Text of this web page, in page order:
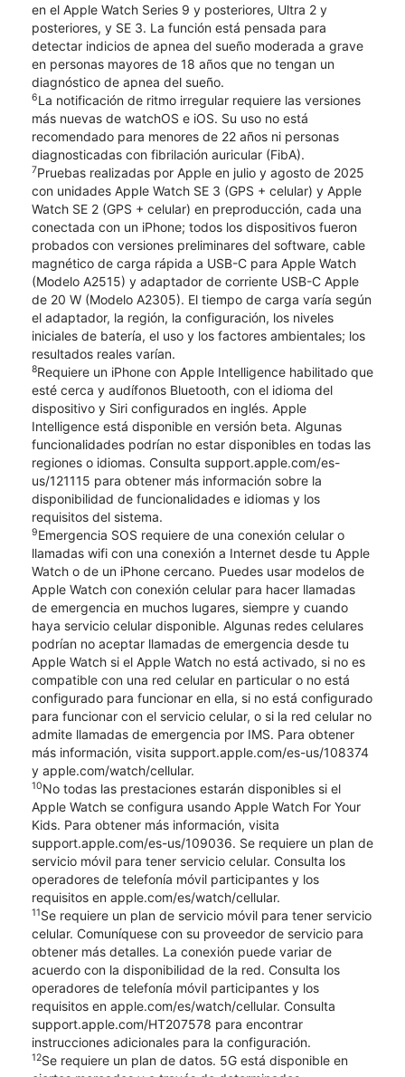
en el Apple Watch Series 9 y posteriores, Ultra 2 y
posteriores, y SE 3. La función está pensada para
detectar indicios de apnea del sueño moderada a grave
en personas mayores de 18 años que no tengan un
diagnóstico de apnea del sueño.
6La notificación de ritmo irregular requiere las versiones
más nuevas de watchOS e iOS. Su uso no está
recomendado para menores de 22 años ni personas
diagnosticadas con fibrilación auricular (FibA).
7Pruebas realizadas por Apple en julio y agosto de 2025
con unidades Apple Watch SE 3 (GPS + celular) y Apple
Watch SE 2 (GPS + celular) en preproducción, cada una
conectada con un iPhone; todos los dispositivos fueron
probados con versiones preliminares del software, cable
magnético de carga rápida a USB-C para Apple Watch
(Modelo A2515) y adaptador de corriente USB-C Apple
de 20 W (Modelo A2305). El tiempo de carga varía según
el adaptador, la región, la configuración, los niveles
iniciales de batería, el uso y los factores ambientales; los
resultados reales varían.
8Requiere un iPhone con Apple Intelligence habilitado que
esté cerca y audífonos Bluetooth, con el idioma del
dispositivo y Siri configurados en inglés. Apple
Intelligence está disponible en versión beta. Algunas
funcionalidades podrían no estar disponibles en todas las
regiones o idiomas. Consulta support.apple.com/es-
us/121115 para obtener más información sobre la
disponibilidad de funcionalidades e idiomas y los
requisitos del sistema.
9Emergencia SOS requiere de una conexión celular o
llamadas wifi con una conexión a Internet desde tu Apple
Watch o de un iPhone cercano. Puedes usar modelos de
Apple Watch con conexión celular para hacer llamadas
de emergencia en muchos lugares, siempre y cuando
haya servicio celular disponible. Algunas redes celulares
podrían no aceptar llamadas de emergencia desde tu
Apple Watch si el Apple Watch no está activado, si no es
compatible con una red celular en particular o no está
configurado para funcionar en ella, si no está configurado
para funcionar con el servicio celular, o si la red celular no
admite llamadas de emergencia por IMS. Para obtener
más información, visita support.apple.com/es-us/108374
y apple.com/watch/cellular.
10No todas las prestaciones estarán disponibles si el
Apple Watch se configura usando Apple Watch For Your
Kids. Para obtener más información, visita
support.apple.com/es-us/109036. Se requiere un plan de
servicio móvil para tener servicio celular. Consulta los
operadores de telefonía móvil participantes y los
requisitos en apple.com/es/watch/cellular.
11Se requiere un plan de servicio móvil para tener servicio
celular. Comuníquese con su proveedor de servicio para
obtener más detalles. La conexión puede variar de
acuerdo con la disponibilidad de la red. Consulta los
operadores de telefonía móvil participantes y los
requisitos en apple.com/es/watch/cellular. Consulta
support.apple.com/HT207578 para encontrar
instrucciones adicionales para la configuración.
12Se requiere un plan de datos. 5G está disponible en